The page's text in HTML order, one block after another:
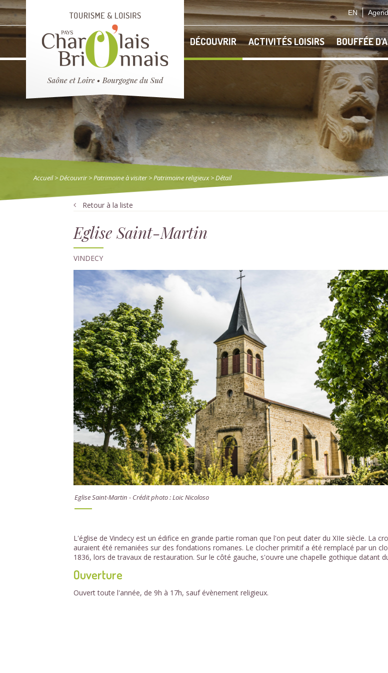
EN
DÉCOUVRIR ACTIVITÉS LOISIRS BOUFFÉE
Accueil> Découvrir>Patrimoine à visiter>Patrimoine religieux> Détail
Retour à la liste
Eglise Saint-Martin
VINDECY
Eglise Saint-Martin - Crédit photo : Loic Nicoloso
L'église de Vindecy est un édifice en grande partie roman que l'on peut dater du XIIe siècle. La
auraient été remaniées sur des fondations romanes. Le clocher primitif a été remplacé par un
1836, lors de travaux de restauration. Sur le côté gauche, s'ouvre une chapelle gothique datant
Ouverture
Ouvert toute l'année, de 9h à 17h, sauf évènement religieux.